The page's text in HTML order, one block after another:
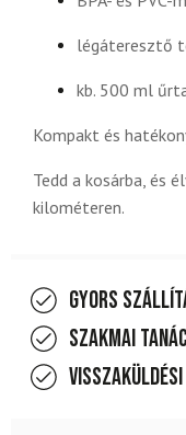
légáteresztő
kb. 500 ml
Kompakt és
Tedd a kosárba, és
kilométeren.
Gyors
Szakmai